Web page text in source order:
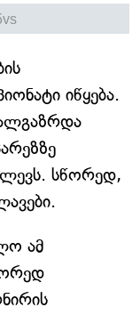
იწყება.
სწორედ,
ამ